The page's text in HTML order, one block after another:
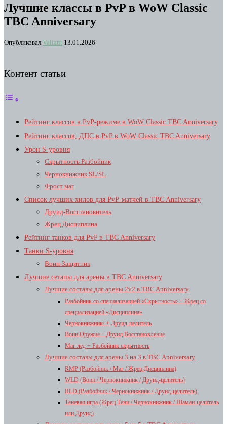
Лучшие классы в PvP в WoW Classic
TBC Anniversary
Опубликовал Valiant 13.01.2026
Контент статьи
Рейтинг классов в PvP-режиме в WoW Classic TBC Anniversary
Рейтинг классов, ДПС в PvP в WoW Classic TBC Anniversary
Урон S-уровня
Скрытность Разбойник
Чернокнижник SL/SL
Фрост маг
Список лучших хилов для PvP-матчей в TBC Anniversary
Друид-Восстановитель
Жрец Дисциплина
Рейтинг танков для PvP в TBC Anniversary
Танки S-уровня
Воин-Защитник
Лучшие сетапы для арены в TBC Anniversary
Лучшие составы для арены 2v2 в TBC Anniversary
Разбойник со специализацией «Скрытность» + Жрец со
специализацией «Дисциплина»
Чернокнижник/ + Друид-целитель
Воин Оружие + Друид Восстановление
Маг лед + Разбойник скрытность
Лучшие составы для арены 3 на 3 в TBC Anniversary
RMP (Разбойник / Маг / Жрец Дисциплина)
WLD (Воин / Чернокнижник / Друид-целитель)
RLD (Разбойник / Чернокнижник / Друид-целитель)
Теневая игра (Жрец Тени / Чернокнижник / Шаман-целитель
или Друид)